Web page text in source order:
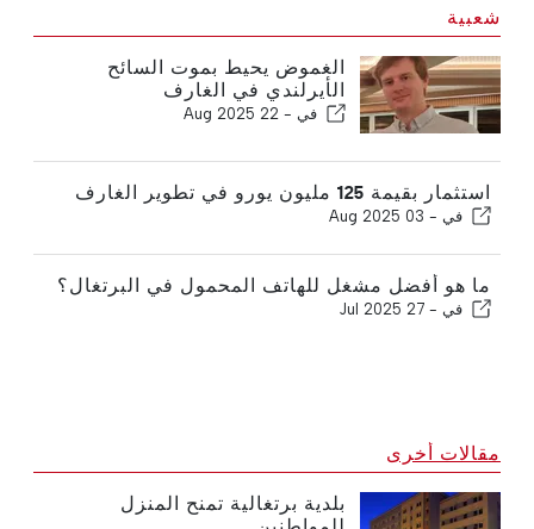
شعبية
الغموض يحيط بموت السائح
الأيرلندي في الغارف
في - 22 Aug 2025
استثمار بقيمة 125 مليون يورو في تطوير الغارف
في - 03 Aug 2025
ما هو أفضل مشغل للهاتف المحمول في البرتغال؟
في - 27 Jul 2025
مقالات أخرى
بلدية برتغالية تمنح المنزل